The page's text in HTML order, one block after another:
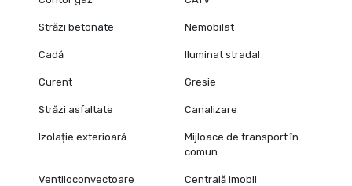
Străzi betonate Nemobilat
Cadă Iluminat stradal
Curent Gresie
Străzi asfaltate Canalizare
Izolație exterioară
Mijloace de transport în
comun
Ventiloconvectoare Centrală imobil